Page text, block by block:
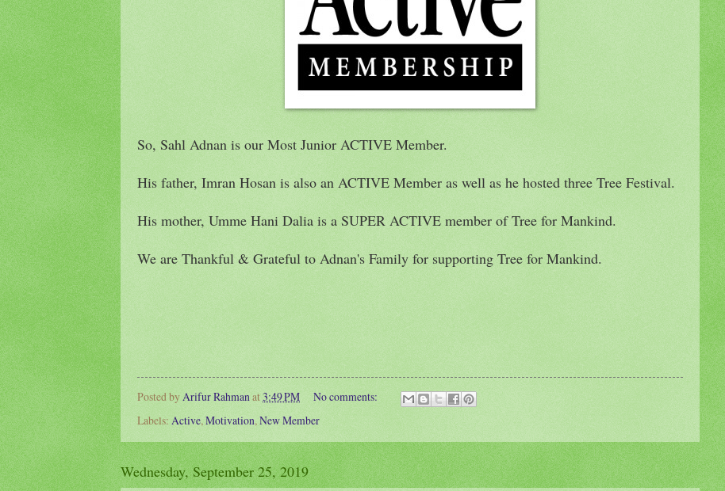
So, Sahl Adnan is our Most Junior ACTIVE Member.
His father, Imran Hosan is also an ACTIVE Member as well as he hosted three Tree Festival.
His mother, Umme Hani Dalia is a SUPER ACTIVE member of Tree for Mankind.
We are Thankful & Grateful to Adnan's Family for supporting Tree for Mankind.
Posted byArifur Rahmanat3:49 PM
No comments:
Labels: Active, Motivation, New Member
Wednesday, September 25, 2019